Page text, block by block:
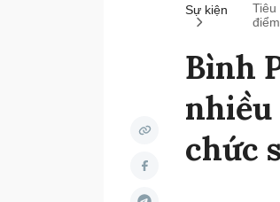
Sự kiện
Tiêu
điểm
Bình
chức